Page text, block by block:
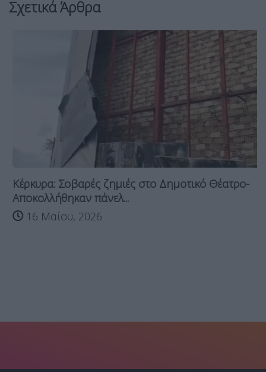
Σχετικά Άρθρα
Κέρκυρα: Σοβαρές ζημιές στο Δημοτικό Θέατρο-
Αποκολλήθηκαν πάνελ...
16 Μαΐου, 2026